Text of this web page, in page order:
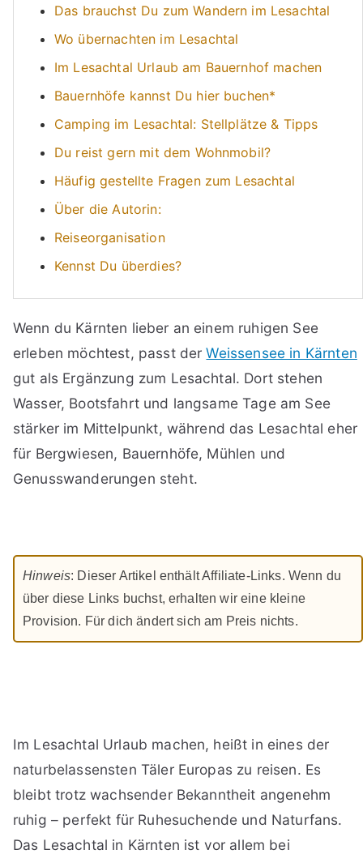
Das brauchst Du zum Wandern im Lesachtal
Wo übernachten im Lesachtal
Im Lesachtal Urlaub am Bauernhof machen
Bauernhöfe kannst Du hier buchen*
Camping im Lesachtal: Stellplätze & Tipps
Du reist gern mit dem Wohnmobil?
Häufig gestellte Fragen zum Lesachtal
Über die Autorin:
Reiseorganisation
Kennst Du überdies?
Wenn du Kärnten lieber an einem ruhigen See
erleben möchtest, passt derWeissensee in Kärnten
gut als Ergänzung zum Lesachtal. Dort stehen
Wasser, Bootsfahrt und langsame Tage am See
stärker im Mittelpunkt, während das Lesachtal eher
für Bergwiesen, Bauernhöfe, Mühlen und
Genusswanderungen steht.
Hinweis: Dieser Artikel enthält Affiliate-Links. Wenn du
über diese Links buchst, erhalten wir eine kleine
Provision. Für dich ändert sich am Preis nichts.
Im Lesachtal Urlaub machen, heißt in eines der
naturbelassensten Täler Europas zu reisen. Es
bleibt trotz wachsender Bekanntheit angenehm
ruhig – perfekt für Ruhesuchende und Naturfans.
Das Lesachtal in Kärnten ist vor allem bei